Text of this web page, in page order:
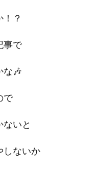
？
事で
な🎶
で
いと
しないか